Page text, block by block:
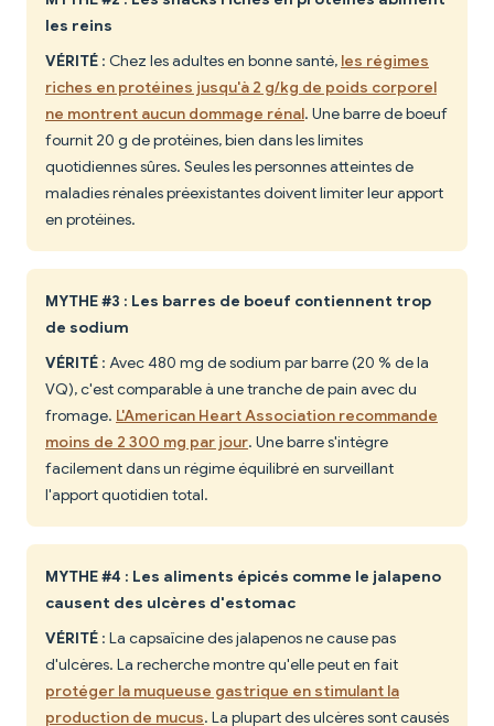
les reins
VÉRITÉ : Chez les adultes en bonne santé, les régimes
riches en protéines jusqu'à 2 g/kg de poids corporel
ne montrent aucun dommage rénal. Une barre de boeuf
fournit 20 g de protéines, bien dans les limites
quotidiennes sûres. Seules les personnes atteintes de
maladies rénales préexistantes doivent limiter leur apport
en protéines.
MYTHE #3 : Les barres de boeuf contiennent trop
de sodium
VÉRITÉ : Avec 480 mg de sodium par barre (20 % de la
VQ), c'est comparable à une tranche de pain avec du
fromage. L'American Heart Association recommande
moins de 2 300 mg par jour. Une barre s'intègre
facilement dans un régime équilibré en surveillant
l'apport quotidien total.
MYTHE #4 : Les aliments épicés comme le jalapeno
causent des ulcères d'estomac
VÉRITÉ : La capsaïcine des jalapenos ne cause pas
d'ulcères. La recherche montre qu'elle peut en fait
protéger la muqueuse gastrique en stimulant la
production de mucus. La plupart des ulcères sont causés